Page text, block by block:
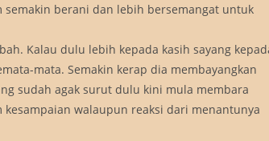
semakin berani dan lebih bersemangat untuk
Kalau dulu lebih kepada kasih sayang
mata. Semakin kerap dia membayangkan
sudah agak surut dulu kini mula membara
walaupun reaksi dari menantunya